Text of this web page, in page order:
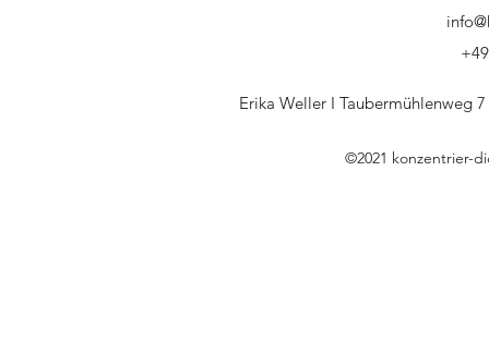
Erika Weller I Taubermühlenweg
©2021 konzentrier-